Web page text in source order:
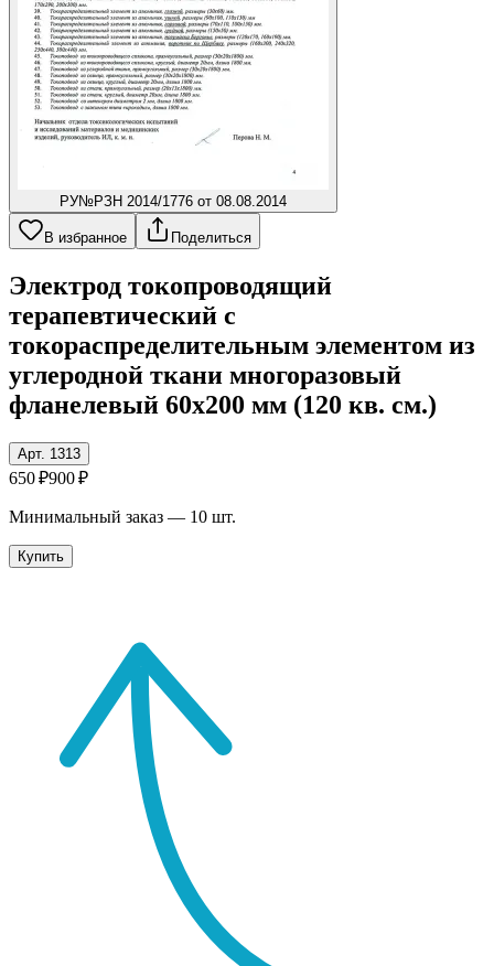
РУ№РЗН 2014/1776 от 08.08.2014
В избранное Поделиться
Электрод токопроводящий
терапевтический с
токораспределительным элементом из
углеродной ткани многоразовый
фланелевый 60x200 мм (120 кв. см.)
Арт. 1313
650 ₽900 ₽
Минимальный заказ — 10 шт.
Купить